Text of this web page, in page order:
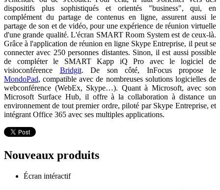
dispositifs plus sophistiqués et orientés "business", qui, en
complément du partage de contenus en ligne, assurent aussi le
partage de son et de vidéo, pour une expérience de réunion virtuelle
d'une grande qualité. L'écran SMART Room System est de ceux-là.
Grâce à l'application de réunion en ligne Skype Entreprise, il peut se
connecter avec 250 personnes distantes. Sinon, il est aussi possible
de compléter le SMART Kapp iQ Pro avec le logiciel de
visioconférence Bridgit. De son côté, InFocus propose le
MondoPad, compatible avec de nombreuses solutions logicielles de
webconférence (WebEx, Skype…). Quant à Microsoft, avec son
Microsoft Surface Hub, il offre à la collaboration à distance un
environnement de tout premier ordre, piloté par Skype Entreprise, et
intégrant Office 365 avec ses multiples applications.
Nouveaux produits
Écran intéractif